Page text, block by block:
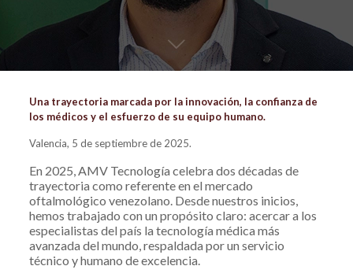
Una trayectoria marcada por la innovación, la confianza de
los médicos y el esfuerzo de su equipo humano.
Valencia, 5 de septiembre de 2025.
En 2025, AMV Tecnología celebra dos décadas de
trayectoria como referente en el mercado
oftalmológico venezolano. Desde nuestros inicios,
hemos trabajado con un propósito claro: acercar a los
especialistas del país la tecnología médica más
avanzada del mundo, respaldada por un servicio
técnico y humano de excelencia.